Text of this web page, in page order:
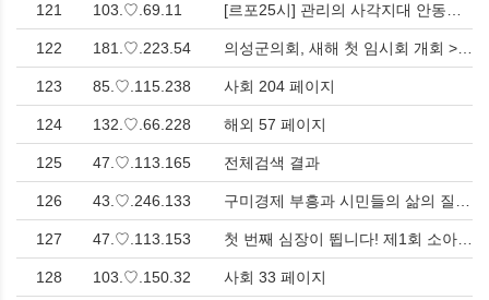
121 103.♡.69.11
122 181.♡.223.54
123 85.♡.115.238 사회 204 페이지
124 132.♡.66.228 해외 57 페이지
125 47.♡.113.165 전체검색 결과
126 43.♡.246.133
127 47.♡.113.153
128 103.♡.150.32 사회 33 페이지